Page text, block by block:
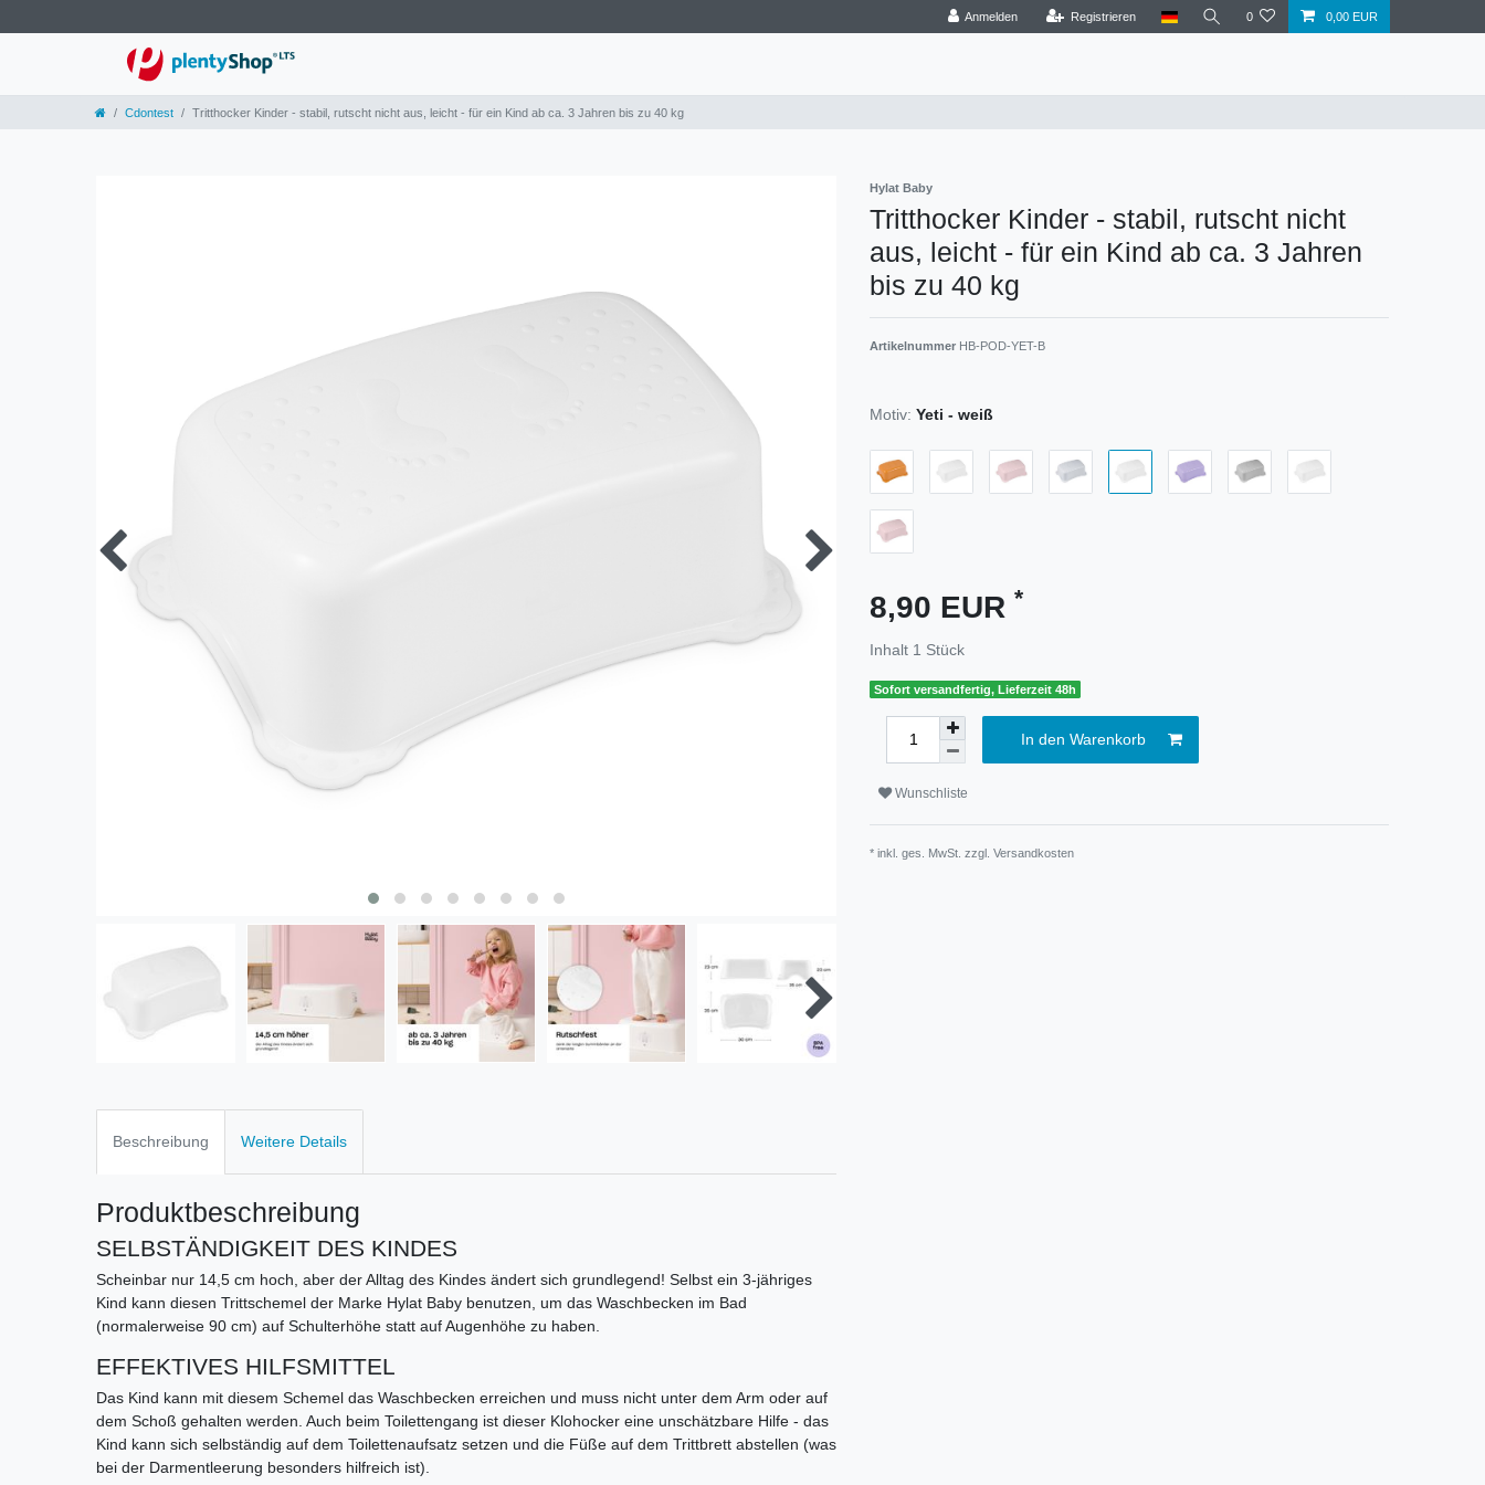
Anmelden Registrieren 0 0,00 EUR
Cdontest Tritthocker Kinder - stabil, rutscht nicht aus, leicht - für ein Kind ab ca. 3 Jahren bis zu 40 kg
Hylat Baby
Tritthocker Kinder - stabil, rutscht nicht
aus, leicht - für ein Kind ab ca. 3 Jahren
bis zu 40 kg
Artikelnummer HB-POD-YET-B
Motiv: Yeti - weiß
8,90 EUR *
Inhalt 1 Stück
Sofort versandfertig, Lieferzeit 48h
In den Warenkorb
Wunschliste
* inkl. ges. MwSt. zzgl. Versandkosten
Beschreibung Weitere Details
Produktbeschreibung
SELBSTÄNDIGKEIT DES KINDES
Scheinbar nur 14,5 cm hoch, aber der Alltag des Kindes ändert sich grundlegend! Selbst ein 3-jähriges
Kind kann diesen Trittschemel der Marke Hylat Baby benutzen, um das Waschbecken im Bad
(normalerweise 90 cm) auf Schulterhöhe statt auf Augenhöhe zu haben.
EFFEKTIVES HILFSMITTEL
Das Kind kann mit diesem Schemel das Waschbecken erreichen und muss nicht unter dem Arm oder auf
dem Schoß gehalten werden. Auch beim Toilettengang ist dieser Klohocker eine unschätzbare Hilfe - das
Kind kann sich selbständig auf dem Toilettenaufsatz setzen und die Füße auf dem Trittbrett abstellen (was
bei der Darmentleerung besonders hilfreich ist).